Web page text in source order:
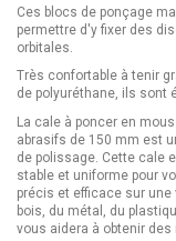
Ces blocs de ponçage
permettre d'y fixer des
orbitales.
Très confortable à tenir
de polyuréthane, ils sont
La cale à poncer en
abrasifs de 150 mm est
de polissage. Cette cale
stable et uniforme pour
précis et efficace sur
bois, du métal, du
vous aidera à obtenir